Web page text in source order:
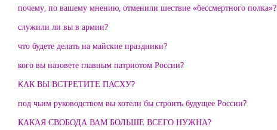
почему, по вашему мнению, отменили шествие «бессмертного полка»?
служили ли вы в армии?
что будете делать на майские праздники?
кого вы назовете главным патриотом России?
KАК ВЫ ВСТРЕТИТЕ ПАСХУ?
под чьим руководством вы хотели бы строить будущее России?
КАКАЯ СВОБОДА ВАМ БОЛЬШЕ ВСЕГО НУЖНА?